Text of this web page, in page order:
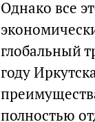
Однако все
глобальный
году
полностью